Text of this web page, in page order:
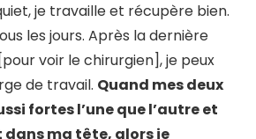
je travaille et récupère bien.
les jours. Après la dernière
voir le chirurgien], je peux
de travail. Quand mes deux
fortes l’une que l’autre et
dans ma tête, alors je